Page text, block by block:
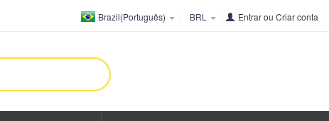
Brazil(Português) BRL Entrarou Criar conta